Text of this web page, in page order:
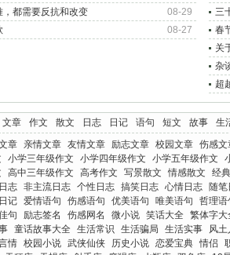
08-29
，都需要反抗和改变
08-27
三
春
关
杂
超
文章 作文 散文 日志 日记 语句 短文 故事 生
章 亲情文章 友情文章 励志文章 校园文章 伤感文
小学三年级作文 小学四年级作文 小学五年级作文
高中三年级作文 高考作文 写景散文 情感散文 经
志 非主流日志 个性日志 搞笑日志 心情日志 随笔
记 爱情语句 伤感语句 优美语句 唯美语句 哲理语
句 励志签名 伤感网名 微小说 笑话大全 繁体字大
童话故事大全 生活常识 生活骗局 生活实事 风土
情 校园小说 武侠仙侠 历史小说 恋爱宝典 情侣